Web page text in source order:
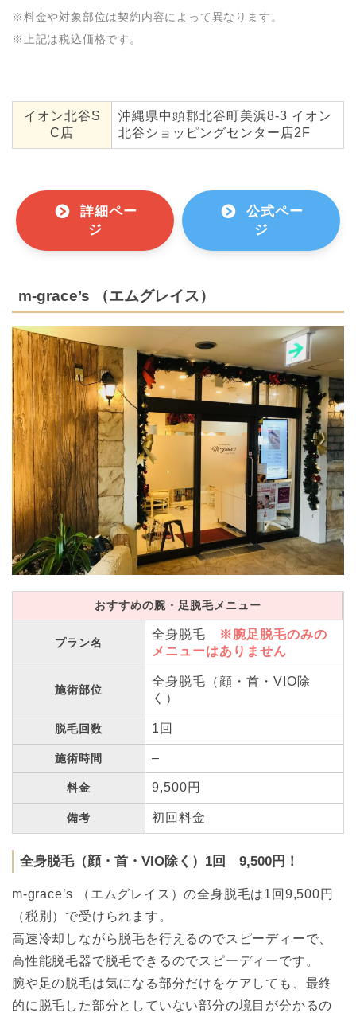
※料金や対象部位は契約内容によって異なります。
※上記は税込価格です。
イオン北谷S
C店
沖縄県中頭郡北谷町美浜8-3 イオン
北谷ショッピングセンター店2F
詳細ペー
ジ
公式ペー
ジ
m-grace’s （エムグレイス）
おすすめの腕・足脱毛メニュー
プラン名
全身脱毛
※腕足脱毛のみの
メニューはありません
施術部位
全身脱毛（顔・首・VIO除
く）
脱毛回数 1回
施術時間 –
料金 9,500円
備考 初回料金
全身脱毛（顔・首・VIO除く）1回 9,500円！
m-grace’s （エムグレイス）の全身脱毛は1回9,500円
（税別）で受けられます。
高速冷却しながら脱毛を行えるのでスピーディーで、
高性能脱毛器で脱毛できるのでスピーディーです。
腕や足の脱毛は気になる部分だけをケアしても、最終
的に脱毛した部分としていない部分の境目が分かるの